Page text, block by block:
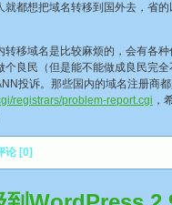
就都想把域名转移到国外去，省
域名是比较麻烦的，会有各种
个良民（但是能不能做成良民完
投诉。那些国内的域名注册商
registrars/problem-report.cgi ，
[0]